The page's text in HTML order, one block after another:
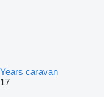
Years caravan
17